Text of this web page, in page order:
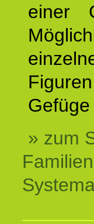
einer
» zum